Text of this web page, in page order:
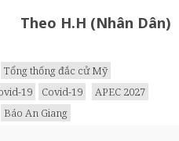
Theo H.H (Nhân Dân)
Tổng thống đắc cử Mỹ
19 Covid-19
APEC 2027
Báo An Giang